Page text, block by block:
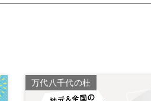
万代八千代の杜